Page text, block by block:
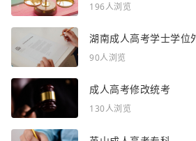
196人浏览
湖南成人高考学士学位
90人浏览
成人高考修改统考
130人浏览